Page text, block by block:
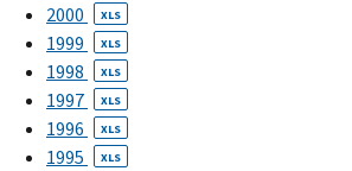
2000 XLS
1999 XLS
1998 XLS
1997 XLS
1996 XLS
1995 XLS